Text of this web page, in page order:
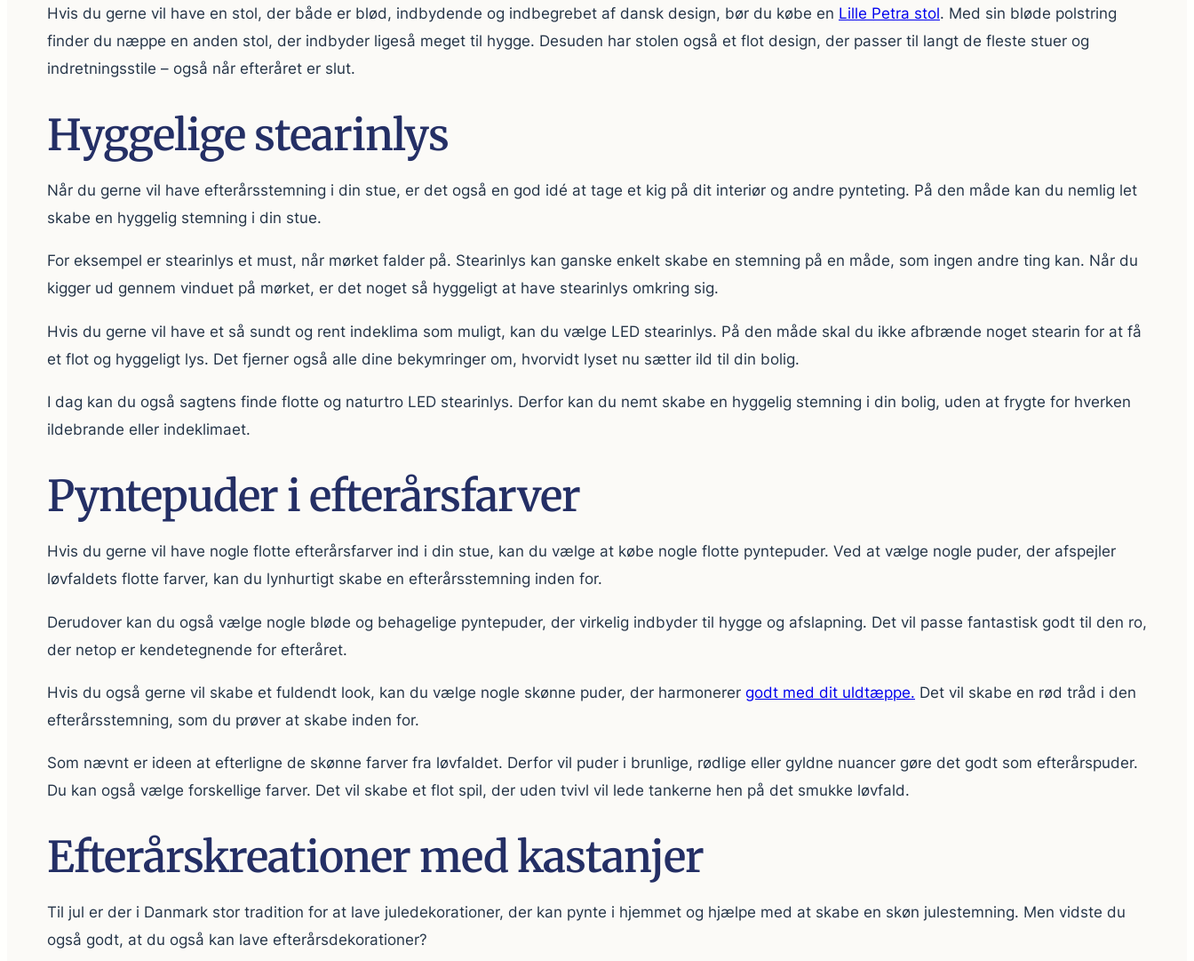
Hvis du gerne vil have en stol, der både er blød, indbydende og indbegrebet af dansk design, bør du købe en Lille Petra stol. Med sin bløde polstring
finder du næppe en anden stol, der indbyder ligeså meget til hygge. Desuden har stolen også et flot design, der passer til langt de fleste stuer og
indretningsstile – også når efteråret er slut.
Hyggelige stearinlys
Når du gerne vil have efterårsstemning i din stue, er det også en god idé at tage et kig på dit interiør og andre pynteting. På den måde kan du nemlig let
skabe en hyggelig stemning i din stue.
For eksempel er stearinlys et must, når mørket falder på. Stearinlys kan ganske enkelt skabe en stemning på en måde, som ingen andre ting kan. Når du
kigger ud gennem vinduet på mørket, er det noget så hyggeligt at have stearinlys omkring sig.
Hvis du gerne vil have et så sundt og rent indeklima som muligt, kan du vælge LED stearinlys. På den måde skal du ikke afbrænde noget stearin for at få
et flot og hyggeligt lys. Det fjerner også alle dine bekymringer om, hvorvidt lyset nu sætter ild til din bolig.
I dag kan du også sagtens finde flotte og naturtro LED stearinlys. Derfor kan du nemt skabe en hyggelig stemning i din bolig, uden at frygte for hverken
ildebrande eller indeklimaet.
Pyntepuder i efterårsfarver
Hvis du gerne vil have nogle flotte efterårsfarver ind i din stue, kan du vælge at købe nogle flotte pyntepuder. Ved at vælge nogle puder, der afspejler
løvfaldets flotte farver, kan du lynhurtigt skabe en efterårsstemning inden for.
Derudover kan du også vælge nogle bløde og behagelige pyntepuder, der virkelig indbyder til hygge og afslapning. Det vil passe fantastisk godt til den ro,
der netop er kendetegnende for efteråret.
Hvis du også gerne vil skabe et fuldendt look, kan du vælge nogle skønne puder, der harmonerer godt med dit uldtæppe. Det vil skabe en rød tråd i den
efterårsstemning, som du prøver at skabe inden for.
Som nævnt er ideen at efterligne de skønne farver fra løvfaldet. Derfor vil puder i brunlige, rødlige eller gyldne nuancer gøre det godt som efterårspuder.
Du kan også vælge forskellige farver. Det vil skabe et flot spil, der uden tvivl vil lede tankerne hen på det smukke løvfald.
Efterårskreationer med kastanjer
Til jul er der i Danmark stor tradition for at lave juledekorationer, der kan pynte i hjemmet og hjælpe med at skabe en skøn julestemning. Men vidste du
også godt, at du også kan lave efterårsdekorationer?